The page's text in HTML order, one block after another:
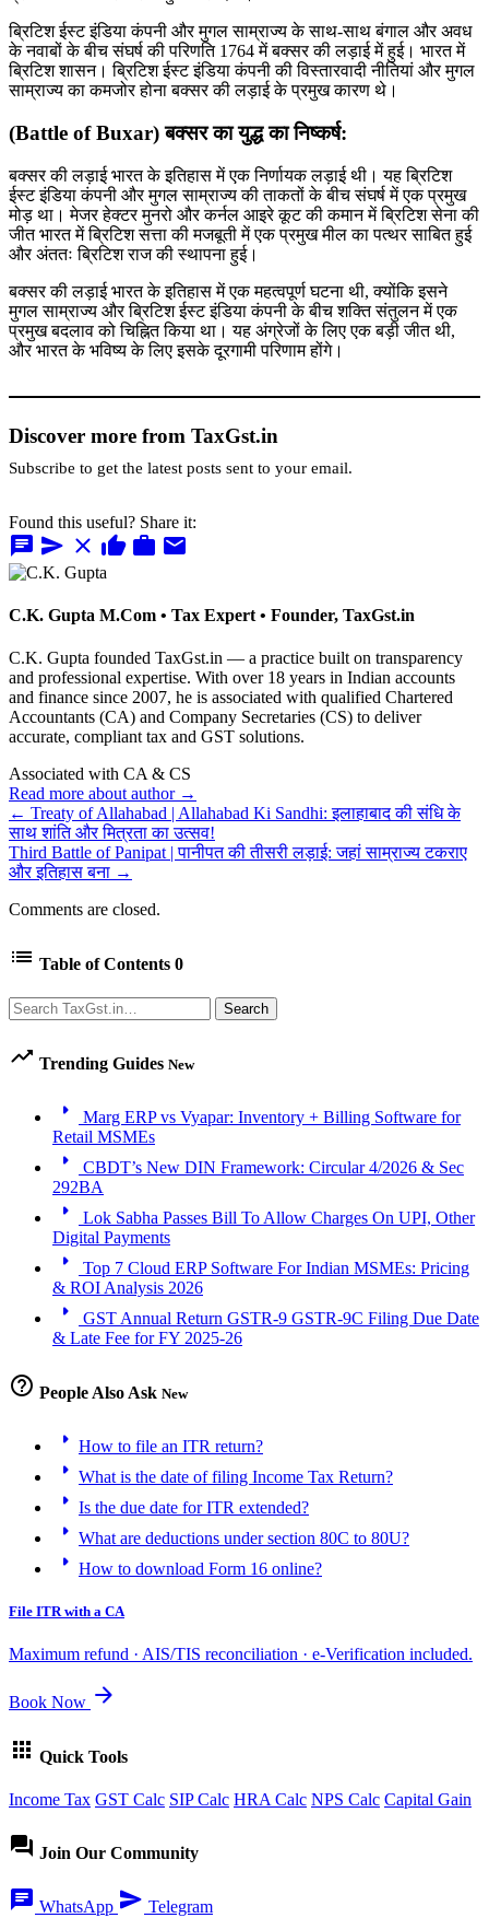
ब्रिटिश ईस्ट इंडिया कंपनी और मुगल साम्राज्य के साथ-साथ बंगाल और अवध
के नवाबों के बीच संघर्ष की परिणति 1764 में बक्सर की लड़ाई में हुई। भारत में
ब्रिटिश शासन। ब्रिटिश ईस्ट इंडिया कंपनी की विस्तारवादी नीतियां और मुगल
साम्राज्य का कमजोर होना बक्सर की लड़ाई के प्रमुख कारण थे।
(Battle of Buxar) बक्सर का युद्ध का निष्कर्ष:
बक्सर की लड़ाई भारत के इतिहास में एक निर्णायक लड़ाई थी। यह ब्रिटिश
ईस्ट इंडिया कंपनी और मुगल साम्राज्य की ताकतों के बीच संघर्ष में एक प्रमुख
मोड़ था। मेजर हेक्टर मुनरो और कर्नल आइरे कूट की कमान में ब्रिटिश सेना की
जीत भारत में ब्रिटिश सत्ता की मजबूती में एक प्रमुख मील का पत्थर साबित हुई
और अंततः ब्रिटिश राज की स्थापना हुई।
बक्सर की लड़ाई भारत के इतिहास में एक महत्वपूर्ण घटना थी, क्योंकि इसने
मुगल साम्राज्य और ब्रिटिश ईस्ट इंडिया कंपनी के बीच शक्ति संतुलन में एक
प्रमुख बदलाव को चिह्नित किया था। यह अंग्रेजों के लिए एक बड़ी जीत थी,
और भारत के भविष्य के लिए इसके दूरगामी परिणाम होंगे।
Discover more from TaxGst.in
Subscribe to get the latest posts sent to your email.
Found this useful? Share it:
chat send close thumb_up work mail
C.K. Gupta M.Com • Tax Expert • Founder, TaxGst.in
C.K. Gupta founded TaxGst.in — a practice built on transparency
and professional expertise. With over 18 years in Indian accounts
and finance since 2007, he is associated with qualified Chartered
Accountants (CA) and Company Secretaries (CS) to deliver
accurate, compliant tax and GST solutions.
Associated with CA & CS
Read more about author →
← Treaty of Allahabad | Allahabad Ki Sandhi: इलाहाबाद की संधि के
साथ शांति और मित्रता का उत्सव!
Third Battle of Panipat | पानीपत की तीसरी लड़ाई: जहां साम्राज्य टकराए
और इतिहास बना →
Comments are closed.
list Table of Contents 0
Search Search
trending_up Trending Guides New
arrow_right
Marg ERP vs Vyapar: Inventory + Billing Software for
Retail MSMEs
arrow_right
CBDT’s New DIN Framework: Circular 4/2026 & Sec
292BA
arrow_right
Lok Sabha Passes Bill To Allow Charges On UPI, Other
Digital Payments
arrow_right
Top 7 Cloud ERP Software For Indian MSMEs: Pricing
& ROI Analysis 2026
arrow_right
GST Annual Return GSTR-9 GSTR-9C Filing Due Date
& Late Fee for FY 2025-26
help_outline People Also Ask New
arrow_right How to file an ITR return?
arrow_right What is the date of filing Income Tax Return?
arrow_right Is the due date for ITR extended?
arrow_right What are deductions under section 80C to 80U?
arrow_right How to download Form 16 online?
File ITR with a CA
Maximum refund · AIS/TIS reconciliation · e-Verification included.
Book Now arrow_forward
apps Quick Tools
Income Tax GST Calc SIP Calc HRA Calc NPS Calc Capital Gain
forum Join Our Community
chat WhatsApp send Telegram